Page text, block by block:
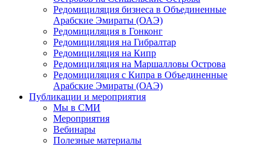
Редомициляция бизнеса в Объединенные
Арабские Эмираты (ОАЭ)
Редомициляция в Гонконг
Редомициляция на Гибралтар
Редомициляция на Кипр
Редомициляция на Маршалловы Острова
Редомициляция с Кипра в Объединенные
Арабские Эмираты (ОАЭ)
Публикации и мероприятия
Мы в СМИ
Мероприятия
Вебинары
Полезные материалы